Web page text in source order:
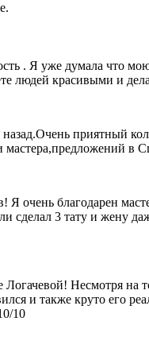
. Я уже думала что
людей красивыми и
приятный
в
очень благодарен
сделал 3 тату и жену
Несмотря на
и также круто его
10